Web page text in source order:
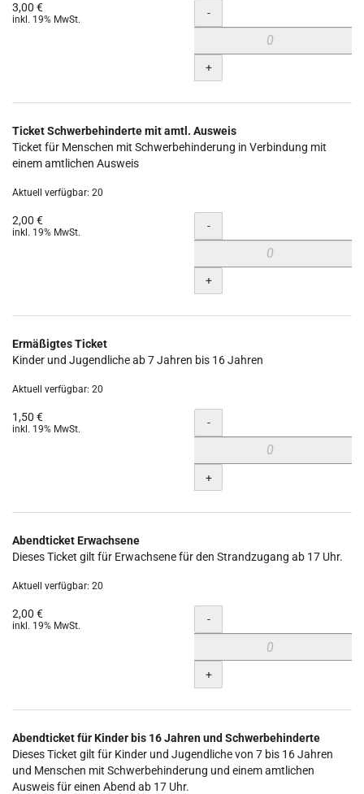
3,00 €
inkl. 19% MwSt. Menge
-
+
Ticket Schwerbehinderte mit amtl. Ausweis
Ticket für Menschen mit Schwerbehinderung in Verbindung mit
einem amtlichen Ausweis
Aktuell verfügbar: 20
2,00 €
inkl. 19% MwSt. Menge
-
+
Ermäßigtes Ticket
Kinder und Jugendliche ab 7 Jahren bis 16 Jahren
Aktuell verfügbar: 20
1,50 €
inkl. 19% MwSt. Menge
-
+
Abendticket Erwachsene
Dieses Ticket gilt für Erwachsene für den Strandzugang ab 17 Uhr.
Aktuell verfügbar: 20
2,00 €
inkl. 19% MwSt. Menge
-
+
Abendticket für Kinder bis 16 Jahren und Schwerbehinderte
Dieses Ticket gilt für Kinder und Jugendliche von 7 bis 16 Jahren
und Menschen mit Schwerbehinderung und einem amtlichen
Ausweis für einen Abend ab 17 Uhr.